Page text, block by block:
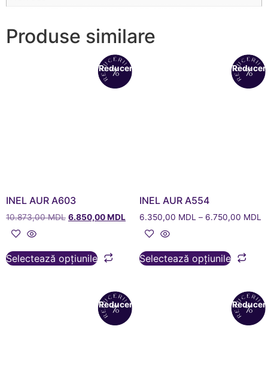
Produse similare
Reduceri!
INEL AUR A603
10.873,00MDL 6.850,00MDL
Selectează opțiunile
INEL AUR A554
6.350,00 MDL – 6.750,00 MDL
Selectează opțiunile
Reduceri!